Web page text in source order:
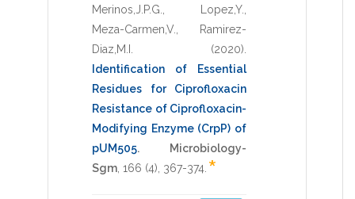
Merinos,J.P.G.
Lopez,Y.
Meza-Carmen,V.
Ramirez-
Diaz,M.I.
(2020)
Identification of Essential
Residues for Ciprofloxacin
Resistance of Ciprofloxacin-
Modifying Enzyme (CrpP) of
pUM505.
Microbiology-
Sgm 166 (4), 367-374 *